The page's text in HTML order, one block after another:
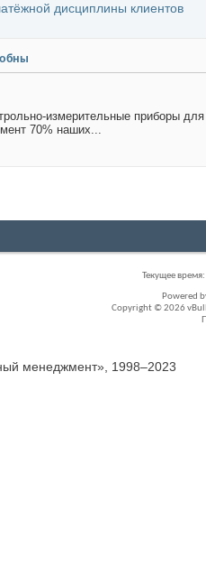
дисциплины клиентов
измерительные приборы
70% наших...
Текущее время:
Powered
Copyright © 2026
менеджмент», 1998–2023